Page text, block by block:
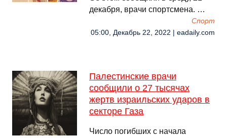
декабря, врачи спортсмена. …
Спорт
05:00, Декабрь 22, 2022 | eadaily.com
Палестинские врачи
сообщили о 27 тысячах
жертв израильских ударов в
секторе Газа
Число погибших с начала